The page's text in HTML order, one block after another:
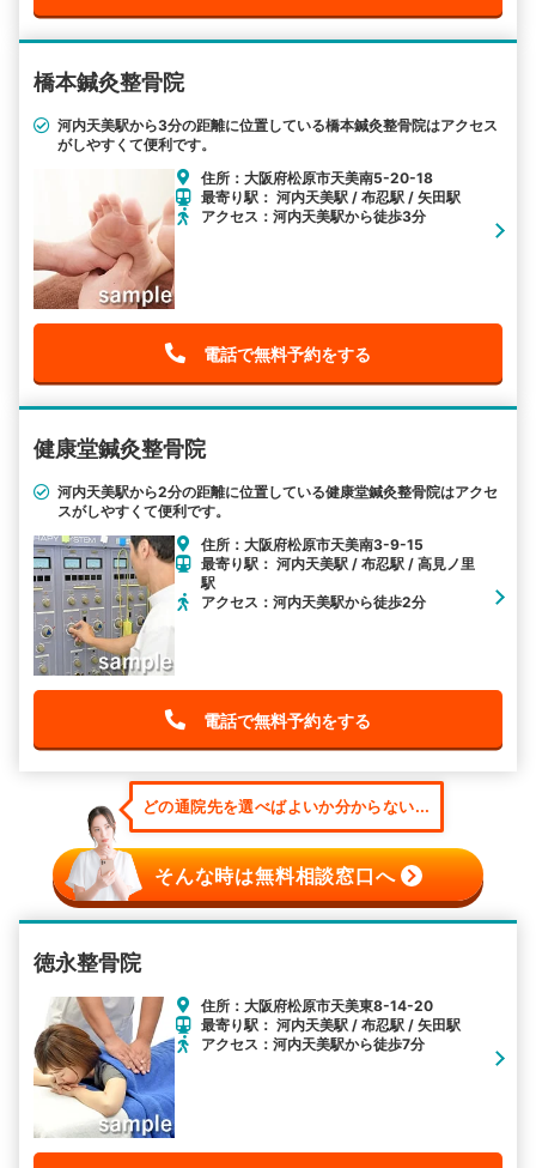
橋本鍼灸整骨院
河内天美駅から3分の距離に位置している橋本鍼灸整骨院はアクセス
がしやすくて便利です。
住所：大阪府松原市天美南5-20-18
最寄り駅： 河内天美駅 / 布忍駅 / 矢田駅
アクセス：河内天美駅から徒歩3分
電話で無料予約をする
健康堂鍼灸整骨院
河内天美駅から2分の距離に位置している健康堂鍼灸整骨院はアクセ
スがしやすくて便利です。
住所：大阪府松原市天美南3-9-15
最寄り駅： 河内天美駅 / 布忍駅 / 高見ノ里
駅
アクセス：河内天美駅から徒歩2分
電話で無料予約をする
どの通院先を選べばよいか分からない...
そんな時は無料相談窓口へ
徳永整骨院
住所：大阪府松原市天美東8-14-20
最寄り駅： 河内天美駅 / 布忍駅 / 矢田駅
アクセス：河内天美駅から徒歩7分